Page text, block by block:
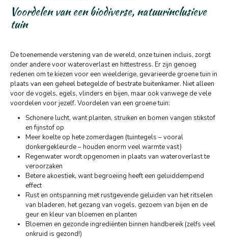
Voordelen van een biodiverse, natuurinclusieve
tuin
De toenemende verstening van de wereld, onze tuinen incluis, zorgt
onder andere voor wateroverlast en hittestress. Er zijn genoeg
redenen om te kiezen voor een weelderige, gevarieerde groene tuin in
plaats van een geheel betegelde of bestrate buitenkamer. Niet alleen
voor de vogels, egels, vlinders en bijen, maar ook vanwege de vele
voordelen voor jezelf. Voordelen van een groene tuin:
Schonere lucht, want planten, struiken en bomen vangen stikstof
en fijnstof op
Meer koelte op hete zomerdagen (tuintegels – vooral
donkergekleurde – houden enorm veel warmte vast)
Regenwater wordt opgenomen in plaats van wateroverlast te
veroorzaken
Betere akoestiek, want begroeiing heeft een geluiddempend
effect
Rust en ontspanning met rustgevende geluiden van het ritselen
van bladeren, het gezang van vogels, gezoem van bijen en de
geur en kleur van bloemen en planten
Bloemen en gezonde ingrediënten binnen handbereik (zelfs veel
onkruid is gezond!)